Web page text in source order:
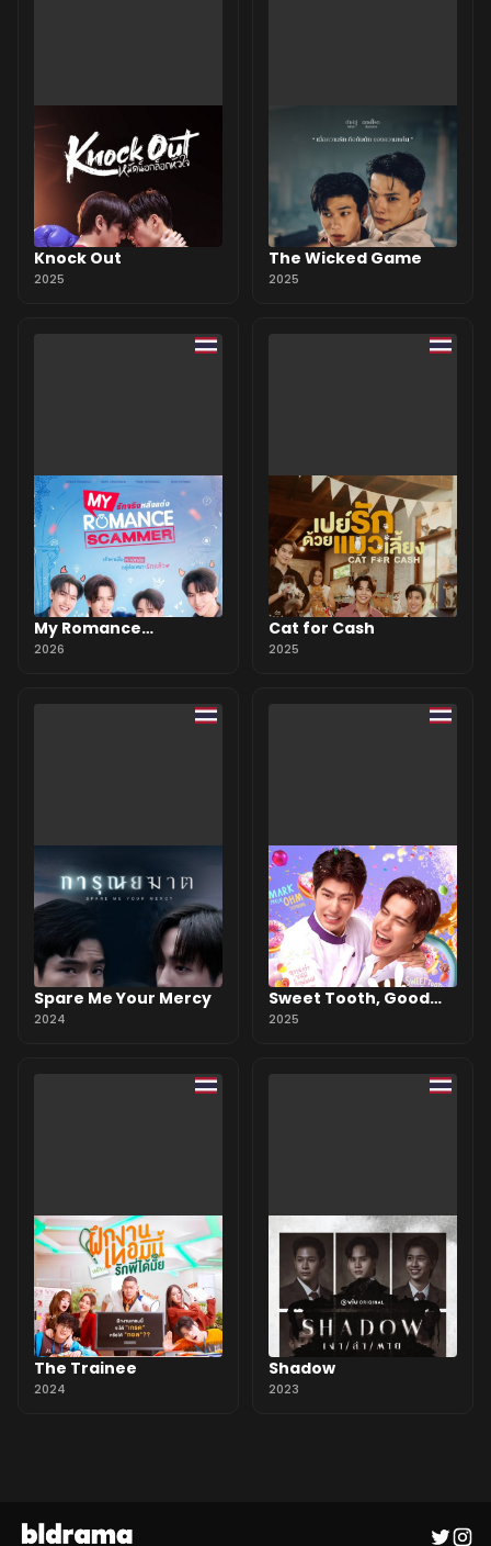
Knock Out
2025
The Wicked Game
2025
My Romance
Scammer
2026
Cat for Cash
2025
Spare Me Your Mercy
2024
Sweet Tooth, Good
Dentist
2025
The Trainee
2024
Shadow
2023